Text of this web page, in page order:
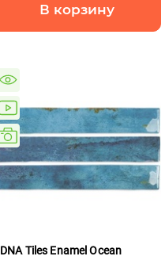
В корзину
DNA Tiles Enamel Ocean